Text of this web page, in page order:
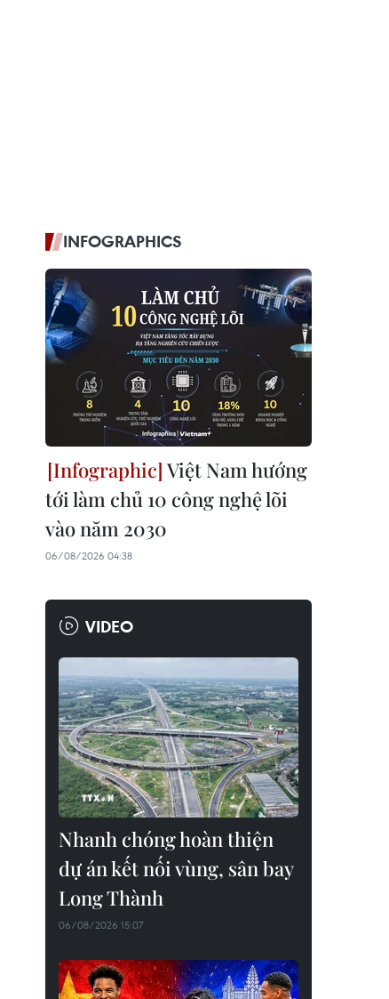
INFOGRAPHICS
Việt Nam hướng
tới làm chủ 10 công nghệ lõi
vào năm 2030
06/08/2026 04:38
VIDEO
Nhanh chóng hoàn thiện
dự án kết nối vùng, sân bay
Long Thành
06/08/2026 15:07